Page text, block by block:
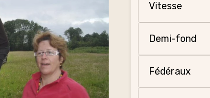
Vitesse
Demi-fond
Fédéraux